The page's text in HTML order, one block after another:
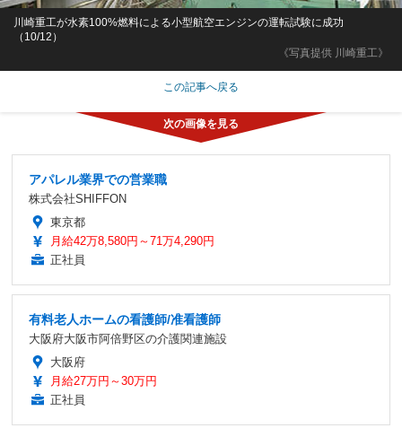
《写真提供 川崎重工》
川崎重工が水素100%燃料による小型航空エンジンの運転試験に成功
（10/12）
この記事へ戻る
アパレル業界での営業職
株式会社SHIFFON
東京都
月給42万8,580円～71万4,290円
正社員
有料老人ホームの看護師/准看護師
大阪府大阪市阿倍野区の介護関連施設
大阪府
月給27万円～30万円
正社員